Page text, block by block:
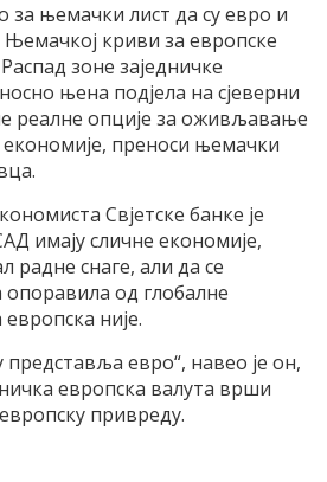
за њемачки лист да су евро и
криви за европске
зоне заједничке
њена подјела на сјеверни
реалне опције за оживљавање
економије, преноси њемачки
Свјетске банке је
имају сличне економије,
радне снаге, али да се
од глобалне
није.
представља евро“, навео је он,
европска валута врши
привреду.